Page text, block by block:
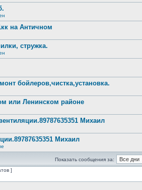
на Античном
стружка.
бойлеров,чистка,установка.
или Ленинском районе
Михаил
Михаил
Показать сообщения за:
]